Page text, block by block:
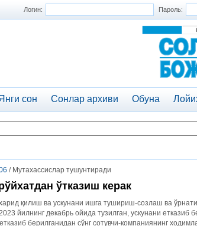
Логин: Пароль:
сон Сонлар архиви Обуна
/ Мутахассислар тушунтиради
ўтказиш керак
қилиш ва ускунани ишга тушириш-созлаш ва
йилнинг декабрь ойида тузилган, ускунани
берилганидан сўнг сотувчи-компаниянинг